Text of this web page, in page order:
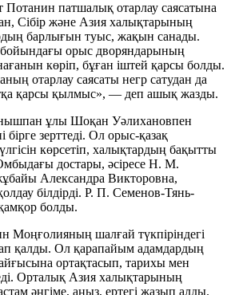
Потанин патшалық отарлау саясатына
Сібір және Азия халықтарының
барлығын туыс, жақын санады.
орыс дворяндарының
көріп, бұған іштей қарсы болды.
отарлау саясаты негр сатудан да
қарсы қылмыс», — деп ашық жазды.
ұлы Шоқан Уәлихановпен
бірге зерттеді. Ол орыс-қазақ
көрсетіп, халықтардың бақытты
Омбыдағы достары, әсіресе Н. М.
Александра Викторовна,
білдірді. Р. П. Семенов-Тянь-
болды.
Моңғолияның шалғай түкпіріндегі
қалды. Ол қарапайым адамдардың
ортақтасып, тарихы мен
Орталық Азия халықтарының
әңгіме, аңыз, ертегі жазып алды.